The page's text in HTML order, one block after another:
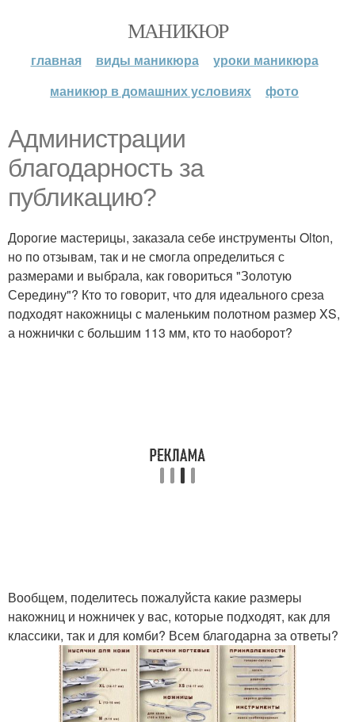
МАНИКЮР
главная виды маникюра
уроки маникюра
маникюр в домашних условиях
фото
Администрации
благодарность за
публикацию?
Дорогие мастерицы, заказала себе инструменты Olton,
но по отзывам, так и не смогла определиться с
размерами и выбрала, как говориться "Золотую
Середину"? Кто то говорит, что для идеального среза
подходят накожницы с маленьким полотном размер XS,
а ножнички с большим 113 мм, кто то наоборот?
Вообщем, поделитесь пожалуйста какие размеры
накожниц и ножничек у вас, которые подходят, как для
классики, так и для комби? Всем благодарна за ответы?